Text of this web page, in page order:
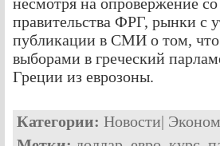
правительства ФРГ, рынки с
публикации в СМИ о том, что
выборами в греческий
Греции из еврозоны.
Категории: Новости|